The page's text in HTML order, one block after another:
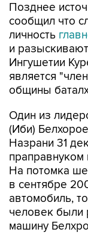
Позднее
сообщил что
личность
и
Ингушетии
является
общины
Один из
(Иби)
Назрани 31
На потомка
в сентябре
автомобиль,
человек были
машину